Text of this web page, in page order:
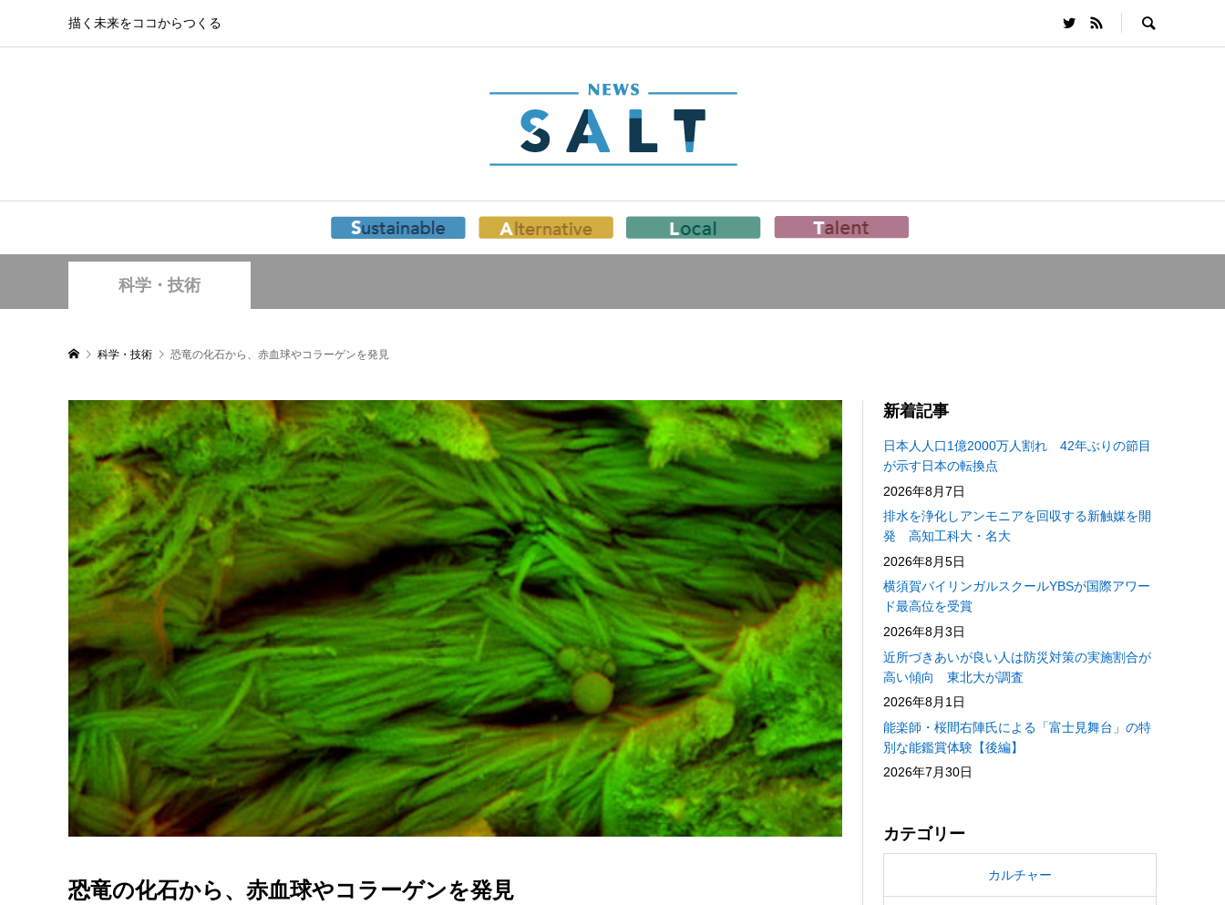
描く未来をココからつくる
科学・技術
科学・技術 恐竜の化石から、赤血球やコラーゲンを発見
恐竜の化石から、赤血球やコラーゲンを発見
新着記事
日本人人口1億2000万人割れ 42年ぶりの節目
が示す日本の転換点
2026年8月7日
排水を浄化しアンモニアを回収する新触媒を開
発 高知工科大・名大
2026年8月5日
横須賀バイリンガルスクールYBSが国際アワー
ド最高位を受賞
2026年8月3日
近所づきあいが良い人は防災対策の実施割合が
高い傾向 東北大が調査
2026年8月1日
能楽師・桜間右陣氏による「富士見舞台」の特
別な能鑑賞体験【後編】
2026年7月30日
カテゴリー
カルチャー